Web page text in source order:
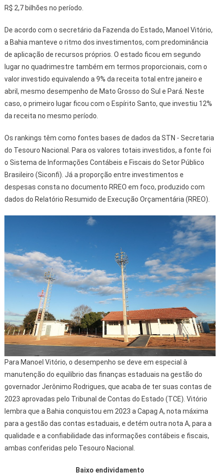
R$ 2,7 bilhões no período.
De acordo com o secretário da Fazenda do Estado, Manoel Vitório,
a Bahia manteve o ritmo dos investimentos, com predominância
de aplicação de recursos próprios. O estado ficou em segundo
lugar no quadrimestre também em termos proporcionais, com o
valor investido equivalendo a 9% da receita total entre janeiro e
abril, mesmo desempenho de Mato Grosso do Sul e Pará. Neste
caso, o primeiro lugar ficou com o Espírito Santo, que investiu 12%
da receita no mesmo período.
Os rankings têm como fontes bases de dados da STN - Secretaria
do Tesouro Nacional. Para os valores totais investidos, a fonte foi
o Sistema de Informações Contábeis e Fiscais do Setor Público
Brasileiro (Siconfi). Já a proporção entre investimentos e
despesas consta no documento RREO em foco, produzido com
dados do Relatório Resumido de Execução Orçamentária (RREO).
Para Manoel Vitório, o desempenho se deve em especial à
manutenção do equilíbrio das finanças estaduais na gestão do
governador Jerônimo Rodrigues, que acaba de ter suas contas de
2023 aprovadas pelo Tribunal de Contas do Estado (TCE). Vitório
lembra que a Bahia conquistou em 2023 a Capag A, nota máxima
para a gestão das contas estaduais, e detém outra nota A, para a
qualidade e a confiabilidade das informações contábeis e fiscais,
ambas conferidas pelo Tesouro Nacional.
Baixo endividamento